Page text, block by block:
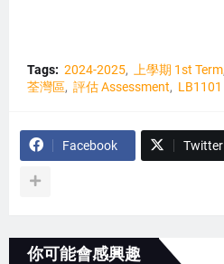
Tags: 2024-2025 上學期 1st Term
荃灣區 評估 Assessment LB1101
Facebook Twitter
你可能會感興趣